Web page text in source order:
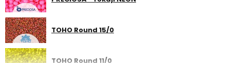
TOHO Round 15/0
TOHO Round 11/0